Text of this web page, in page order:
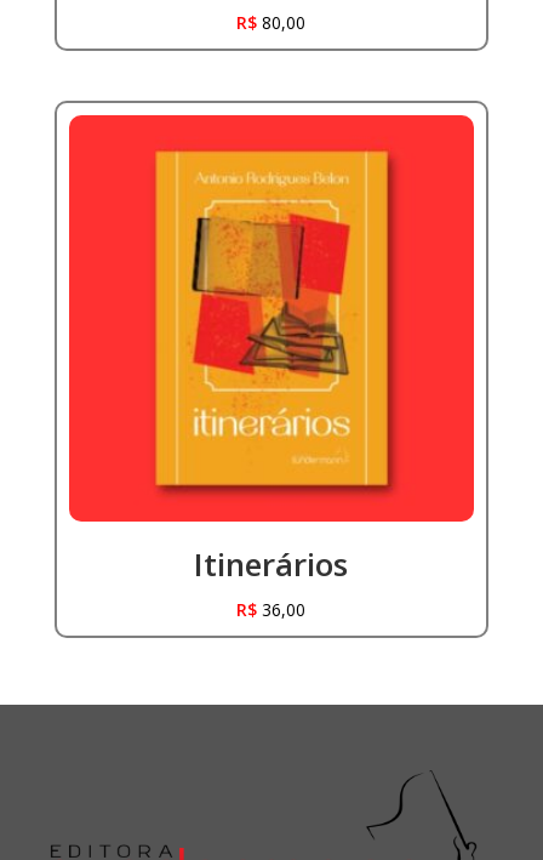
R$ 80,00
Itinerários
R$ 36,00